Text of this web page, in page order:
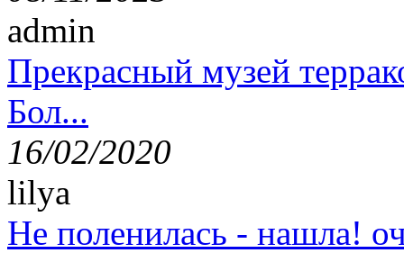
admin
Прекрасный музей
Бол...
16/02/2020
lilya
Не поленилась - нашла!